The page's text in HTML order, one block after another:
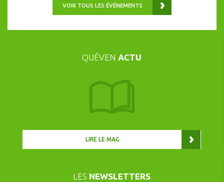
VOIR TOUS LES ÉVÉNEMENTS
QUÉVEN ACTU
LIRE LE MAG
LES NEWSLETTERS